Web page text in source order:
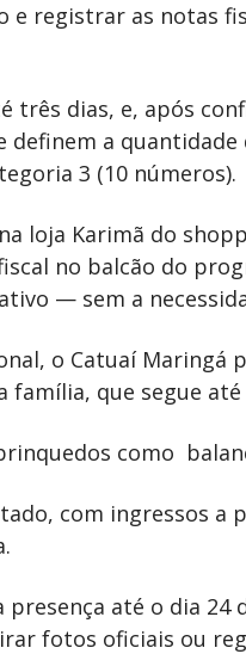
e registrar as notas
três dias, e, após
a
3 (10 números).
loja Karimã do
no balcão do
— sem a
o Catuaí
família, que segue
como
com ingressos a
até o dia
fotos oficiais ou